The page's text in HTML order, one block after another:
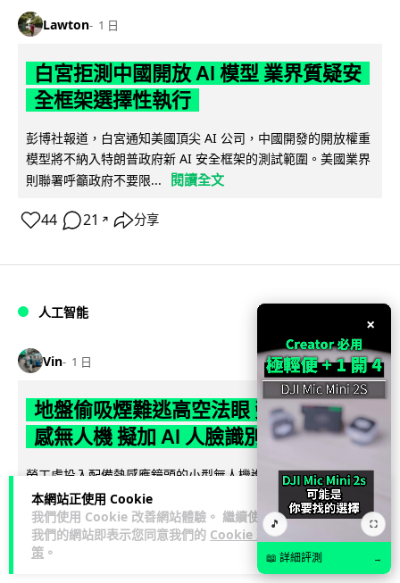
本網站正使用 Cookie
我們使用 Cookie 改善網站體驗。 繼續使用
我們的網站即表示您同意我們的 Cookie 政
策 。
Lawton 1 日
白宮拒測中國開放 AI 模型 業界質疑安
全框架選擇性執行
彭博社報道，白宮通知美國頂尖 AI 公司，中國開發的開放權重
模型將不納入特朗普政府新 AI 安全框架的測試範圍。美國業界
則聯署呼籲政府不要限...
閱讀全文
44 21 ↗ 分享
人工智能
Vin 1 日
地盤偷吸煙難逃高空法眼 勞工處出動熱
感無人機 擬加 AI 人臉識別精準執法
勞工處投入配備熱感應鏡頭的小型無人機進行高空巡邏以打擊
地盤違例吸煙，並正研究於未來一年內引入 AI 人臉識別與行為
分析功能，結合三大技術進一...
閱讀全文
246
×
🎵 ⛶
📖 詳細評測 →